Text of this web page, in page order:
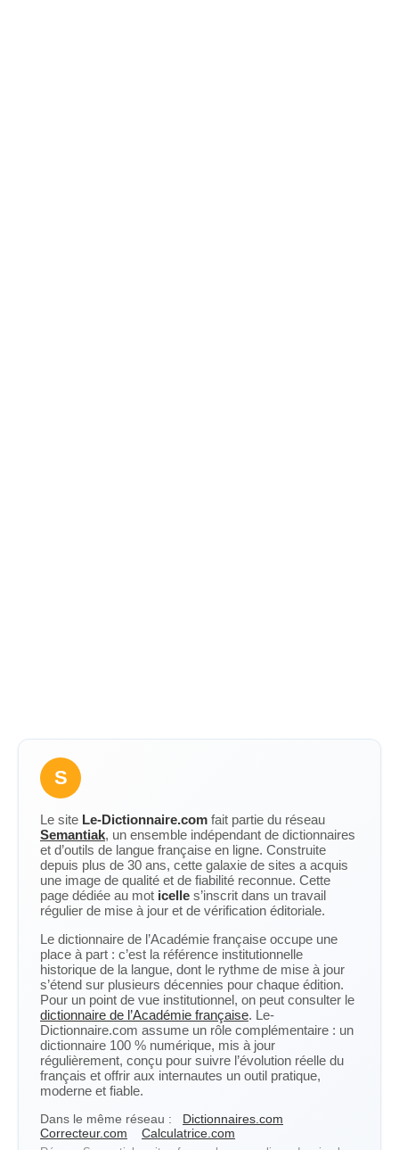
S
Le site Le-Dictionnaire.com fait partie du réseau
Semantiak, un ensemble indépendant de dictionnaires
et d’outils de langue française en ligne. Construite
depuis plus de 30 ans, cette galaxie de sites a acquis
une image de qualité et de fiabilité reconnue. Cette
page dédiée au mot icelle s’inscrit dans un travail
régulier de mise à jour et de vérification éditoriale.
Le dictionnaire de l’Académie française occupe une
place à part : c’est la référence institutionnelle
historique de la langue, dont le rythme de mise à jour
s’étend sur plusieurs décennies pour chaque édition.
Pour un point de vue institutionnel, on peut consulter le
dictionnaire de l’Académie française. Le-
Dictionnaire.com assume un rôle complémentaire : un
dictionnaire 100 % numérique, mis à jour
régulièrement, conçu pour suivre l’évolution réelle du
français et offrir aux internautes un outil pratique,
moderne et fiable.
Dans le même réseau :
Dictionnaires.com
Correcteur.com
Calculatrice.com